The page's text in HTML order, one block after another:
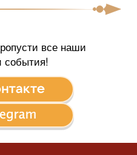
все наши
события!